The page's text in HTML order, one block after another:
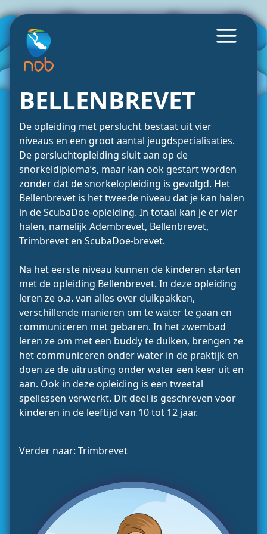
BELLENBREVET
De opleiding met perslucht bestaat uit vier
niveaus en een groot aantal jeugdspecialisaties.
De persluchtopleiding sluit aan op de
snorkeldiploma’s, maar kan ook gestart worden
zonder dat de snorkelopleiding is gevolgd. Het
Bellenbrevet is het tweede niveau dat je kan halen
in de ScubaDoe-opleiding. In totaal kan je er vier
halen, namelijk Adembrevet, Bellenbrevet,
Trimbrevet en ScubaDoe-brevet.
Na het eerste niveau kunnen de kinderen starten
met de opleiding Bellenbrevet. In deze opleiding
leren ze o.a. van alles over duikpakken,
verschillende manieren om te water te gaan en
communiceren met gebaren. In het zwembad
leren ze om met een buddy te duiken, brengen ze
het communiceren onder water in de praktijk en
doen ze de uitrusting onder water een keer uit en
aan. Ook in deze opleiding is een tweetal
spellessen verwerkt. Dit deel is geschreven voor
kinderen in de leeftijd van 10 tot 12 jaar.
Verder naar: Trimbrevet